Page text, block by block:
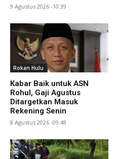
9 Agustus 2026 -10:39
Rokan Hulu
Kabar Baik untuk ASN
Rohul, Gaji Agustus
Ditargetkan Masuk
Rekening Senin
8 Agustus 2026 -09:48